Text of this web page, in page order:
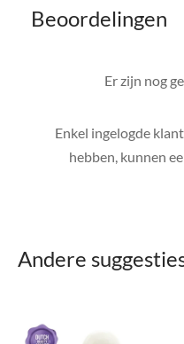
Beoordelingen
Er zijn nog
Enkel ingelogde
hebben, kunnen
Andere